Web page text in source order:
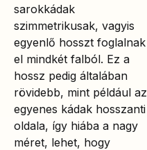
sarokkádak
szimmetrikusak, vagyis
egyenlő hosszt foglalnak
el mindkét falból. Ez a
hossz pedig általában
rövidebb, mint például az
egyenes kádak hosszanti
oldala, így hiába a nagy
méret, lehet, hogy